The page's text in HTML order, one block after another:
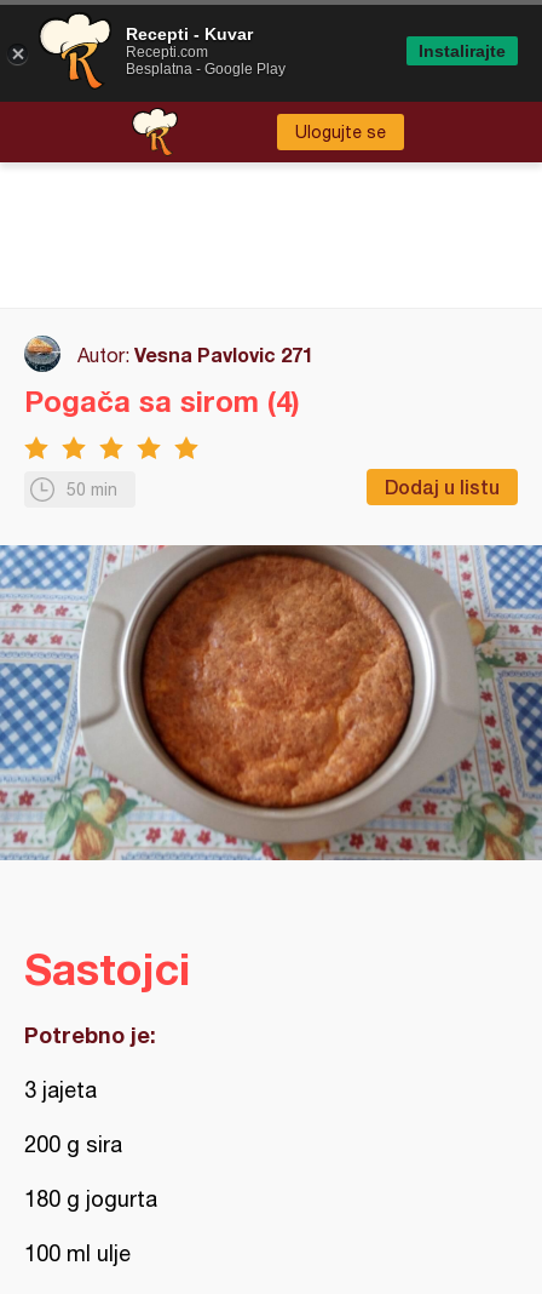
Ulogujte se
Autor: Vesna Pavlovic 271
50 min Dodaj u listu
Pogača sa sirom (4)
Sastojci
Potrebno je:
3 jajeta
200 g sira
180 g jogurta
100 ml ulje
Recepti - Kuvar
Recepti.com
Besplatna - Google Play
Instalirajte